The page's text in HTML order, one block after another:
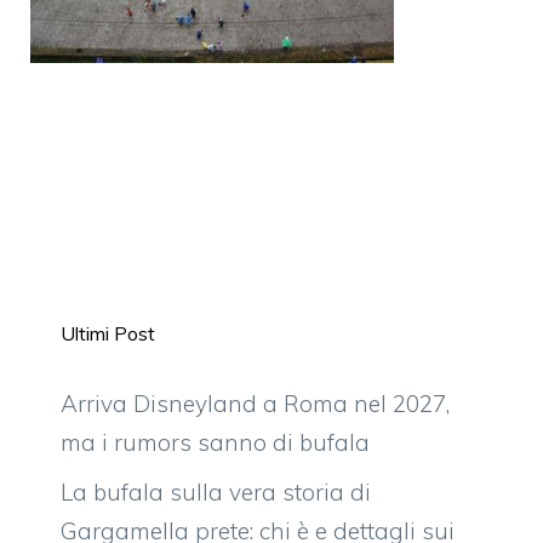
Ultimi Post
Arriva Disneyland a Roma nel 2027,
ma i rumors sanno di bufala
La bufala sulla vera storia di
Gargamella prete: chi è e dettagli sui